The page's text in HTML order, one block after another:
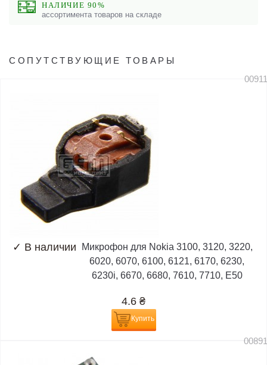
НАЛИЧИЕ 90%
ассортимента товаров на складе
СОПУТСТВУЮЩИЕ ТОВАРЫ
✓ В наличии
Микрофон для Nokia 3100, 3120, 3220,
6020, 6070, 6100, 6121, 6170, 6230,
6230i, 6670, 6680, 7610, 7710, E50
4.6 ₴
Купить